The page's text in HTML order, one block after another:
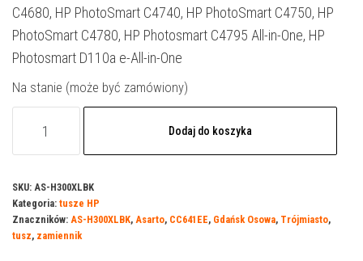
C4680, HP PhotoSmart C4740, HP PhotoSmart C4750, HP
PhotoSmart C4780, HP Photosmart C4795 All-in-One, HP
Photosmart D110a e-All-in-One
Na stanie (może być zamówiony)
do
HP
300BXL
Dodaj do koszyka
SKU: AS-H300XLBK
Kategoria: tusze HP
Znaczników: AS-H300XLBK, Asarto, CC641EE, Gdańsk Osowa, Trójmiasto,
tusz, zamiennik